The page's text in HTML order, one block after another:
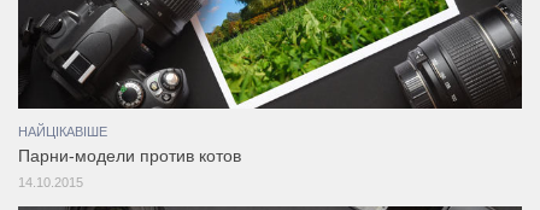
НАЙЦІКАВІШЕ
Парни-модели против котов
14.10.2015